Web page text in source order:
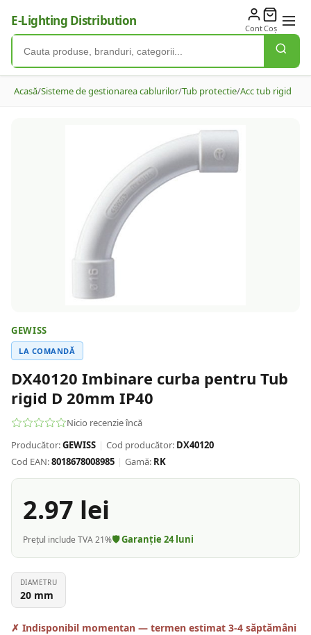
E-Lighting Distribution ContCoș
Acasă/Sisteme de gestionarea cablurilor/Tub protectie/Acc tub rigid
GEWISS
LA COMANDĂ
DX40120 Imbinare curba pentru Tub
rigid D 20mm IP40
Nicio recenzie încă
Producător:GEWISS | Cod producător: DX40120
Cod EAN:8018678008985 | Gamă: RK
2.97 lei
Prețul include TVA 21%🛡️ Garanție 24luni
DIAMETRU
20 mm
✗ Indisponibil momentan — termen estimat 3-4 săptămâni